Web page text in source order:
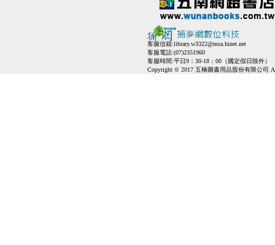
客服信箱:library.w3322@msa.hinet.net
客服電話:(07)2351960
客服時間:平日9：30-18：00（國定假日除外）
Copyright © 2017 五楠圖書用品股份有限公司